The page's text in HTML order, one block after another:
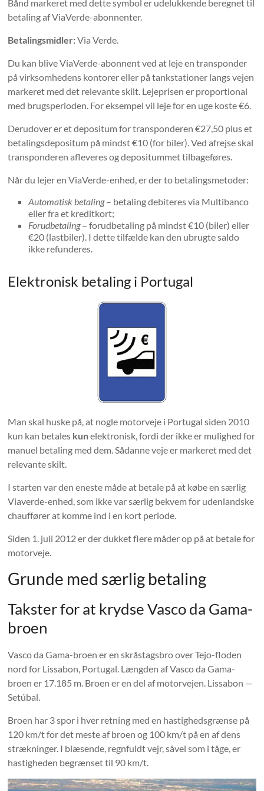
Bånd markeret med dette symbol er udelukkende beregnet til
betaling af ViaVerde-abonnenter.
Betalingsmidler:Via Verde.
Du kan blive ViaVerde-abonnent ved at leje en transponder
på virksomhedens kontorer eller på tankstationer langs vejen
markeret med det relevante skilt. Lejeprisen er proportional
med brugsperioden. For eksempel vil leje for en uge koste €6.
Derudover er et depositum for transponderen €27,50 plus et
betalingsdepositum på mindst €10 (for biler). Ved afrejse skal
transponderen afleveres og depositummet tilbageføres.
Når du lejer en ViaVerde-enhed, er der to betalingsmetoder:
Automatisk betaling– betaling debiteres via Multibanco
eller fra et kreditkort;
Forudbetaling– forudbetaling på mindst €10 (biler) eller
€20 (lastbiler). I dette tilfælde kan den ubrugte saldo
ikke refunderes.
Elektronisk betaling i Portugal
Man skal huske på, at nogle motorveje i Portugal siden 2010
kun kan betales kunelektronisk, fordi der ikke er mulighed for
manuel betaling med dem. Sådanne veje er markeret med det
relevante skilt.
I starten var den eneste måde at betale på at købe en særlig
Viaverde-enhed, som ikke var særlig bekvem for udenlandske
chauffører at komme ind i en kort periode.
Siden 1. juli 2012 er der dukket flere måder op på at betale for
motorveje.
Grunde med særlig betaling
Takster for at krydse Vasco da Gama-
broen
Vasco da Gama-broen er en skråstagsbro over Tejo-floden
nord for Lissabon, Portugal. Længden af ​​Vasco da Gama-
broen er 17.185 m. Broen er en del af motorvejen. Lissabon —
Setúbal.
Broen har 3 spor i hver retning med en hastighedsgrænse på
120 km/t for det meste af broen og 100 km/t på en af ​​dens
strækninger. I blæsende, regnfuldt vejr, såvel som i tåge, er
hastigheden begrænset til 90 km/t.